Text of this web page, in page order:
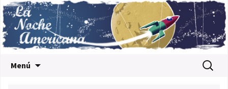
Menú Buscar: